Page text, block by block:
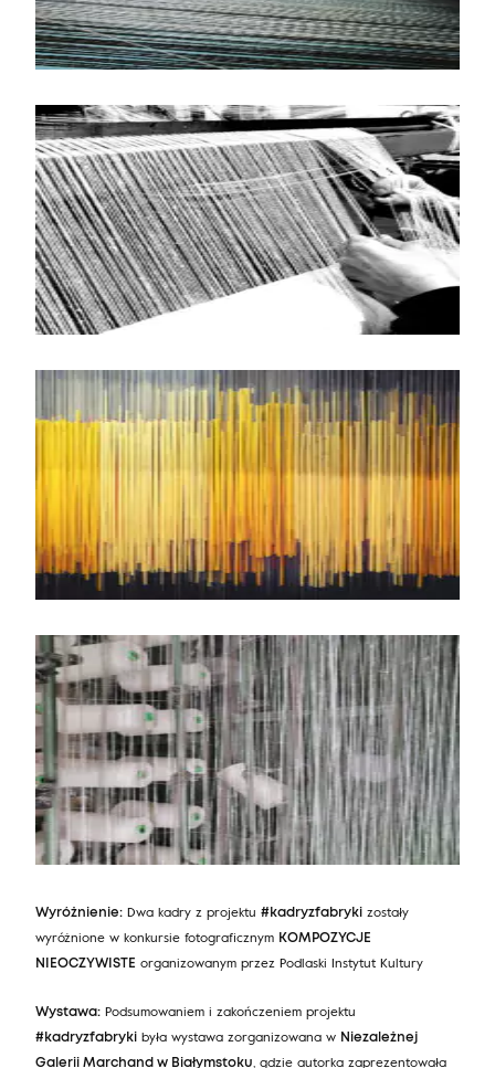
Wyróżnienie: Dwa kadry z projektu #kadryzfabryki zostały
wyróżnione w konkursie fotograficznym KOMPOZYCJE
NIEOCZYWISTE organizowanym przez Podlaski Instytut Kultury
Wystawa: Podsumowaniem i zakończeniem projektu
#kadryzfabryki była wystawa zorganizowana w Niezależnej
Galerii Marchand w Białymstoku, gdzie autorka zaprezentowała